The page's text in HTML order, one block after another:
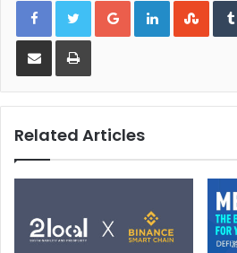
Share via Email Print
Related Articles